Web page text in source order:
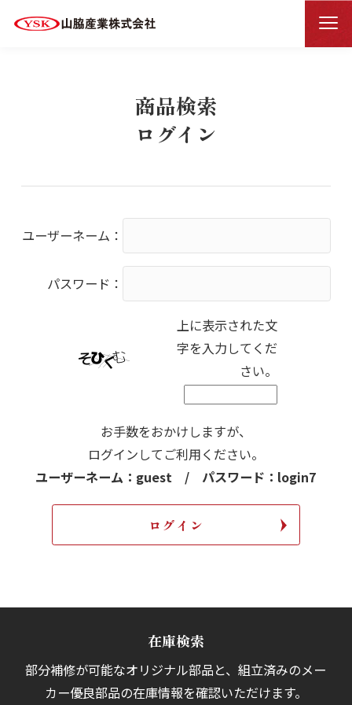
HOME 商品検索ログイン
商品検索
ログイン
ユーザーネーム：
パスワード：
上に表示された文
字を入力してくだ
さい。
お手数をおかけしますが、
ログインしてご利用ください。
ユーザーネーム：guest / パスワード：login7
在庫検索
部分補修が可能なオリジナル部品と、組立済みのメー
カー優良部品の在庫情報を確認いただけます。